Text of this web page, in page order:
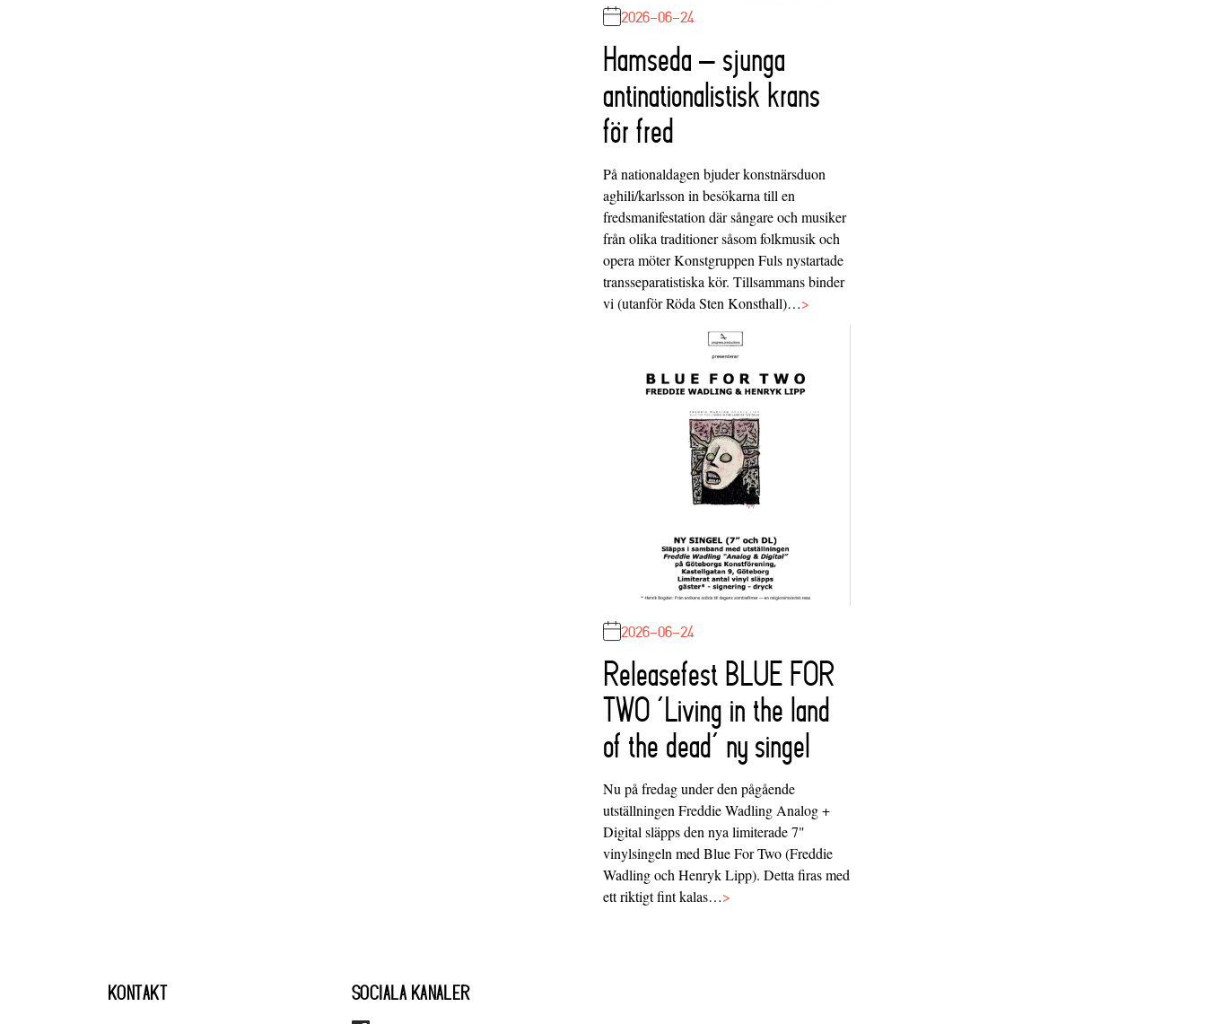
2026-06-24
Hamseda – sjunga
antinationalistisk krans
för fred
På nationaldagen bjuder konstnärsduon
aghili/karlsson in besökarna till en
fredsmanifestation där sångare och musiker
från olika traditioner såsom folkmusik och
opera möter Konstgruppen Fuls nystartade
transseparatistiska kör. Tillsammans binder
vi (utanför Röda Sten Konsthall)…>
2026-06-24
Releasefest BLUE FOR
TWO ‘Living in the land
of the dead’ ny singel
Nu på fredag under den pågående
utställningen Freddie Wadling Analog +
Digital släpps den nya limiterade 7"
vinylsingeln med Blue For Two (Freddie
Wadling och Henryk Lipp). Detta firas med
ett riktigt fint kalas…>
KONTAKT SOCIALA KANALER